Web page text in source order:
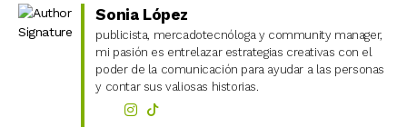
Sonia López
publicista, mercadotecnóloga y community manager,
mi pasión es entrelazar estrategias creativas con el
poder de la comunicación para ayudar a las personas
y contar sus valiosas historias.